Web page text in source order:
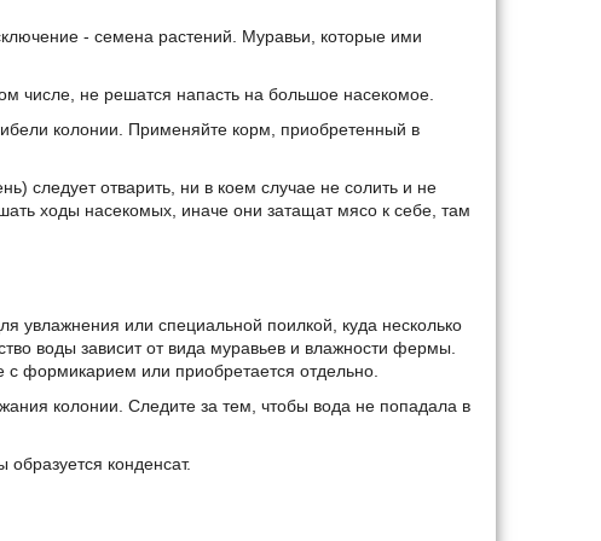
- семена растений. Муравьи, которые ими
числе, не решатся напасть на большое насекомое.
колонии. Применяйте корм, приобретенный в
следует отварить, ни в коем случае не солить и не
ходы насекомых, иначе они затащат мясо к себе, там
увлажнения или специальной поилкой, куда несколько
воды зависит от вида муравьев и влажности фермы.
с формикарием или приобретается отдельно.
колонии. Следите за тем, чтобы вода не попадала в
конденсат.